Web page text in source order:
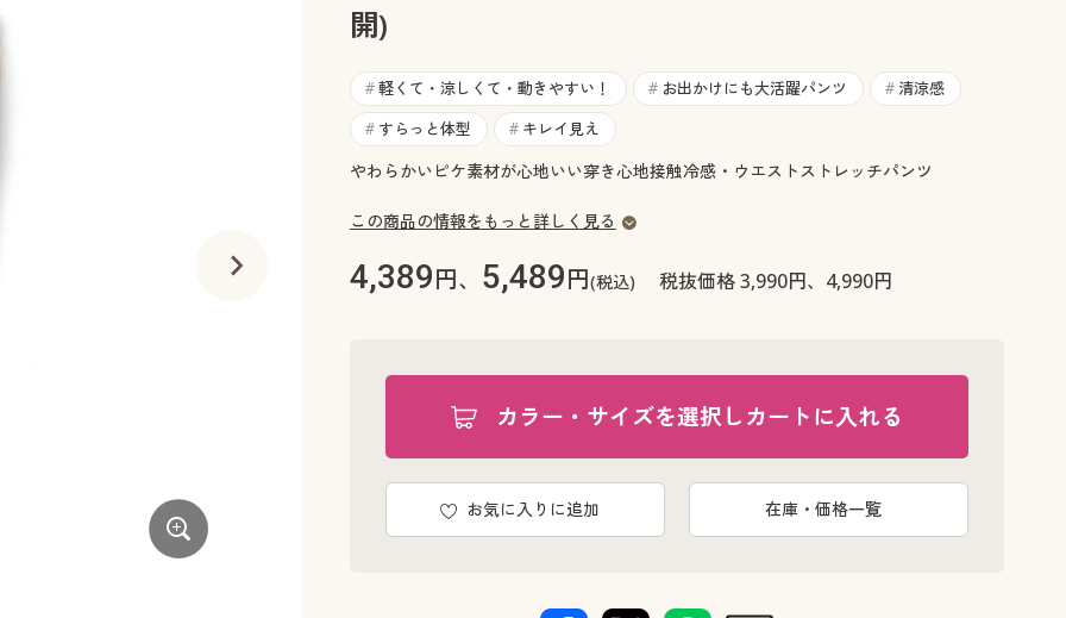
カーテン・ラグ・ファブリック
大きいサイズ 事務・制服
開)
# 軽くて・涼しくて・動きやすい！ # お出かけにも大活躍パンツ # 清涼感
# すらっと体型 # キレイ見え
やわらかいピケ素材が心地いい穿き心地接触冷感・ウエストストレッチパンツ
この商品の情報をもっと詳しく見る
4,389円、 5,489円(税込) 税抜価格 3,990円、4,990円
カラー・サイズを選択しカートに入れる
お気に入りに追加 在庫・価格一覧